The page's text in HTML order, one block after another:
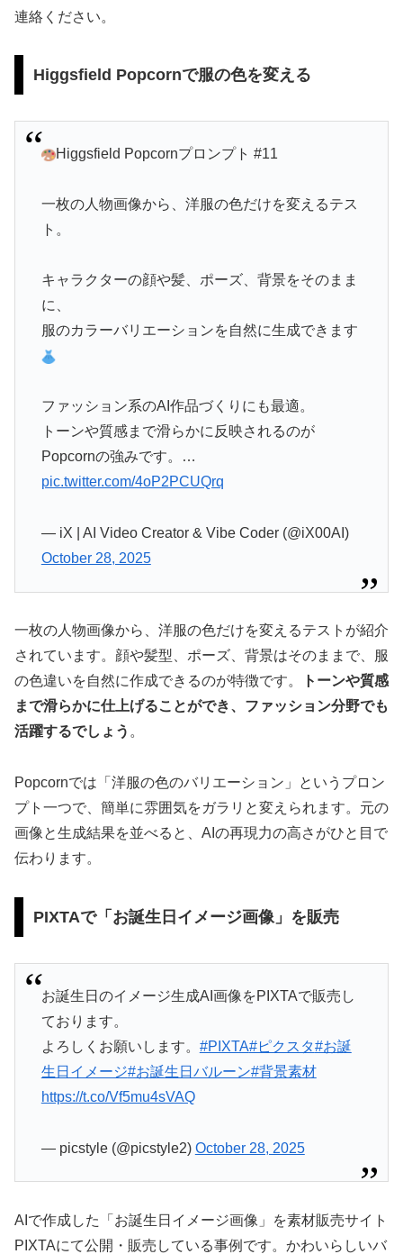
連絡ください。
Higgsfield Popcornで服の色を変える
Higgsfield Popcornプロンプト #11
一枚の人物画像から、洋服の色だけを変えるテス
ト。
キャラクターの顔や髪、ポーズ、背景をそのまま
に、
服のカラーバリエーションを自然に生成できます
ファッション系のAI作品づくりにも最適。
トーンや質感まで滑らかに反映されるのが
Popcornの強みです。…
pic.twitter.com/4oP2PCUQrq
— iX | AI Video Creator & Vibe Coder (@iX00AI)
October 28, 2025
一枚の人物画像から、洋服の色だけを変えるテストが紹介
されています。顔や髪型、ポーズ、背景はそのままで、服
の色違いを自然に作成できるのが特徴です。
トーンや質感
まで滑らかに仕上げることができ、ファッション分野でも
活躍するでしょう 。
Popcornでは「洋服の色のバリエーション」というプロン
プト一つで、簡単に雰囲気をガラリと変えられます。元の
画像と生成結果を並べると、AIの再現力の高さがひと目で
伝わります。
PIXTAで「お誕生日イメージ画像」を販売
お誕生日のイメージ生成AI画像をPIXTAで販売し
ております。
よろしくお願いします。 #PIXTA#ピクスタ#お誕
生日イメージ#お誕生日バルーン#背景素材
https://t.co/Vf5mu4sVAQ
— picstyle (@picstyle2) October 28, 2025
AIで作成した「お誕生日イメージ画像」を素材販売サイト
PIXTAにて公開・販売している事例です。かわいらしいバ